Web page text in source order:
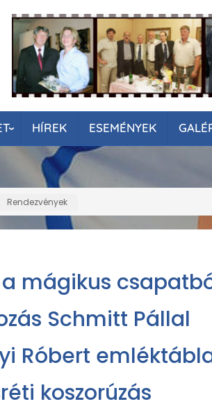
HÍREK ESEMÉNYEK
Rendezvények
mágikus
Schmitt Pállal
Róbert
koszorúzás